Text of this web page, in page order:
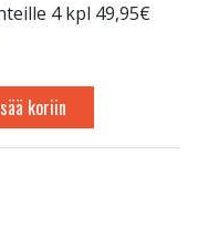
4 kpl 49,95€
koriin